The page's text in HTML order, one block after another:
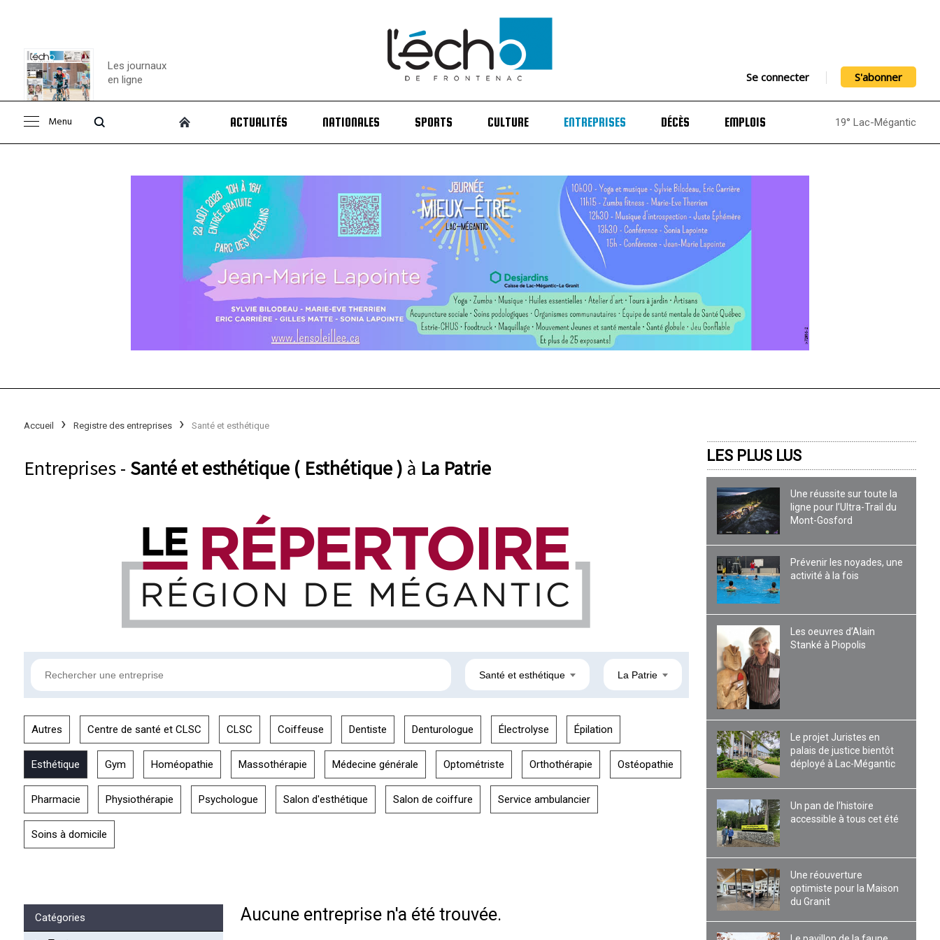
Consulter le
Les journaux
en ligne
Se connecter S'abonner
Menu ACTUALITÉS NATIONALES SPORTS CULTURE ENTREPRISES DÉCÈS EMPLOIS 19° Lac-Mégantic
Accueil Registre des entreprises Santé et esthétique
Entreprises - Santé et esthétique ( Esthétique ) à La Patrie
Santé et esthétique La Patrie
Autres Centre de santé et CLSC CLSC Coiffeuse Dentiste Denturologue Électrolyse Épilation
Esthétique Gym Homéopathie Massothérapie Médecine générale Optométriste Orthothérapie Ostéopathie
Pharmacie Physiothérapie Psychologue Salon d'esthétique Salon de coiffure Service ambulancier
Soins à domicile
Catégories Aucune entreprise n'a été trouvée.
LES PLUS LUS
Une réussite sur toute la
ligne pour l’Ultra-Trail du
Mont-Gosford
Prévenir les noyades, une
activité à la fois
Les oeuvres d’Alain
Stanké à Piopolis
Le projet Juristes en
palais de justice bientôt
déployé à Lac-Mégantic
Un pan de l’histoire
accessible à tous cet été
Une réouverture
optimiste pour la Maison
du Granit